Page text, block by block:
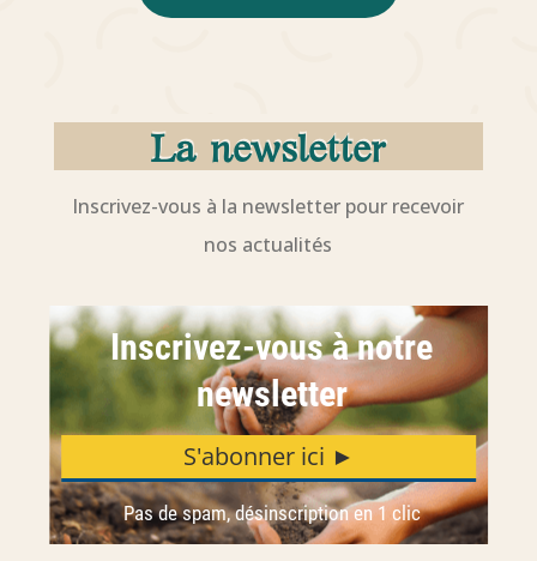
La newsletter
Inscrivez-vous à la newsletter pour recevoir
nos actualités